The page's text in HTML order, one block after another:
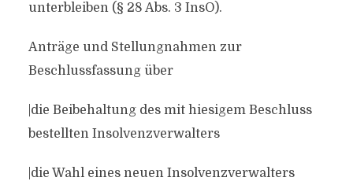
unterbleiben (§ 28 Abs. 3 InsO).
Anträge und Stellungnahmen zur
Beschlussfassung über
|die Beibehaltung des mit hiesigem Beschluss
bestellten Insolvenzverwalters
|die Wahl eines neuen Insolvenzverwalters